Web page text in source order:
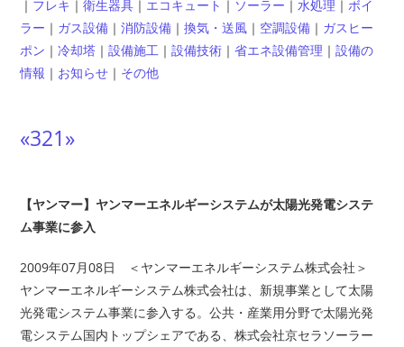
｜ フレキ ｜衛生器具 ｜ エコキュート ｜ ソーラー ｜水処理 ｜ ボイ
ラー ｜ ガス設備 ｜消防設備 ｜換気・送風 ｜ 空調設備 ｜ ガスヒー
ポン ｜冷却塔 ｜設備施工 ｜設備技術 ｜省エネ設備管理 ｜設備の
情報 ｜ お知らせ ｜ その他
«321»
【ヤンマー】ヤンマーエネルギーシステムが太陽光発電システ
ム事業に参入
2009年07月08日 ＜ヤンマーエネルギーシステム株式会社＞
ヤンマーエネルギーシステム株式会社は、新規事業として太陽
光発電システム事業に参入する。公共・産業用分野で太陽光発
電システム国内トップシェアである、株式会社京セラソーラー